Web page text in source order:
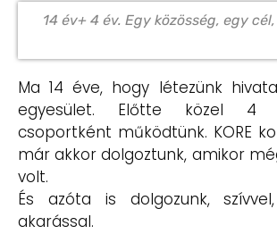
14 év+ 4 év. Egy közösség, egy
Ma 14 éve, hogy létezünk
egyesület. Előtte közel 4
csoportként működtünk. KORE
már akkor dolgoztunk, amikor
volt.
És azóta is dolgozunk,
akarással.